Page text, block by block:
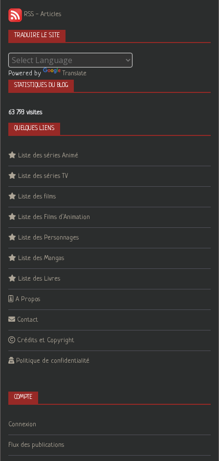
RSS - Articles
TRADUIRE LE SITE
Powered by Translate
STATISTIQUES DU BLOG
63 793 visites
QUELQUES LIENS
Liste des séries Animé
Liste des séries TV
Liste des films
Liste des Films d’Animation
Liste des Personnages
Liste des Mangas
Liste des Livres
A Propos
Contact
Crédits et Copyright
Politique de confidentialité
COMPTE
Connexion
Flux des publications